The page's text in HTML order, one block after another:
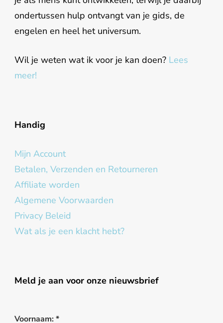
ondertussen hulp ontvangt van je gids, de
engelen en heel het universum.
Wil je weten wat ik voor je kan doen? Lees
meer!
Handig
Mijn Account
Betalen, Verzenden en Retourneren
Affiliate worden
Algemene Voorwaarden
Privacy Beleid
Wat als je een klacht hebt?
Meld je aan voor onze nieuwsbrief
Voornaam: *